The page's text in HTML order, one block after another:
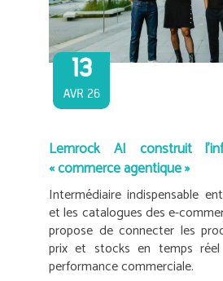
13
AVR 26
Lemrock AI construit
« commerce agentique »
Intermédiaire indispensable
et les catalogues des e-
propose de connecter les
prix et stocks en temps
performance commerciale.